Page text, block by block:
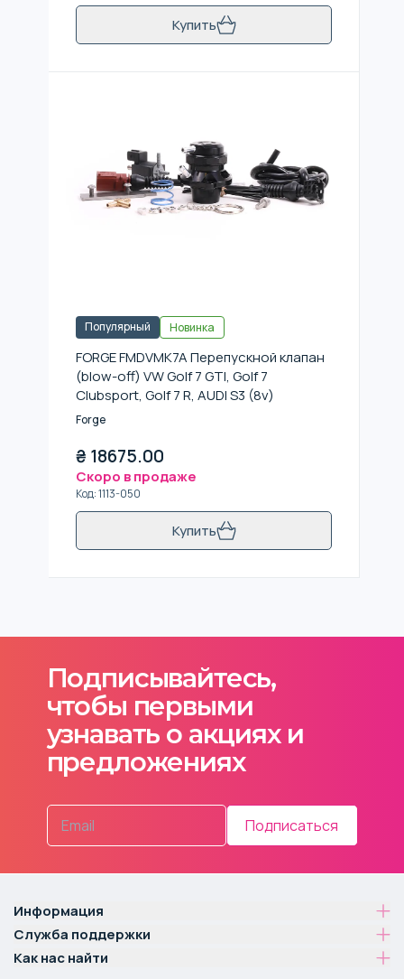
Купить
Популярный Новинка
FORGE FMDVMK7A Перепускной клапан
(blow-off) VW Golf 7 GTI, Golf 7
Clubsport, Golf 7 R, AUDI S3 (8v)
Forge
₴ 18675.00
Скоро в продаже
Код:1113-050
Купить
Подписывайтесь,
чтобы первыми
узнавать о акциях и
предложениях
Подписаться
Информация
Служба поддержки
Как нас найти